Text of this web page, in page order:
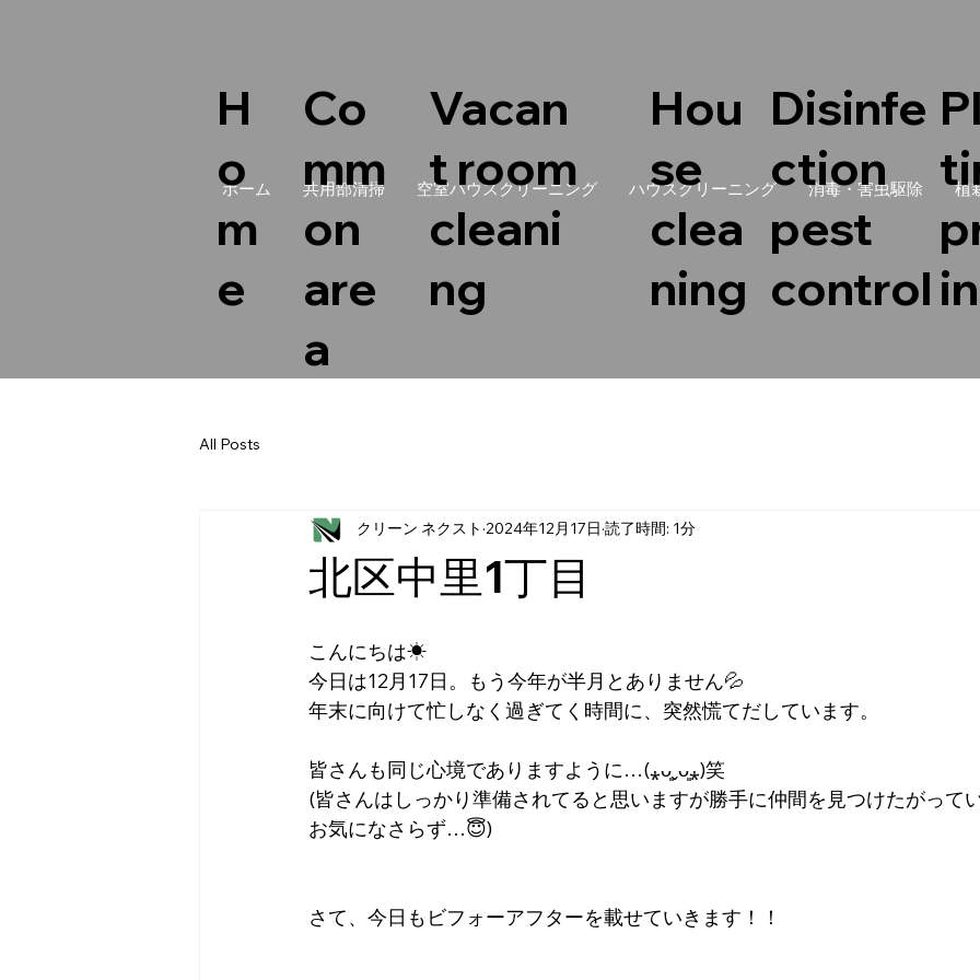
ホーム 共用部清掃 空室ハウスクリーニング ハウスクリーニング 消毒・害虫駆除 植
Co
mm
on
are
a
Vacan
t room
cleani
ng
Hou
se
clea
ning
Disinfe
ction
pest
control
H
o
m
e
All Posts
北区中里1丁目
クリーン ネクスト 2024年12月17日 読了時間: 1分
こんにちは☀
今日は12月17日。もう今年が半月とありません💦
年末に向けて忙しなく過ぎてく時間に、突然慌てだしています。
皆さんも同じ心境でありますように…(⁎ᴗ͈ˬᴗ͈⁎)笑
(皆さんはしっかり準備されてると思いますが勝手に仲間を見つけたがって
お気になさらず…😇)
さて、今日もビフォーアフターを載せていきます！！